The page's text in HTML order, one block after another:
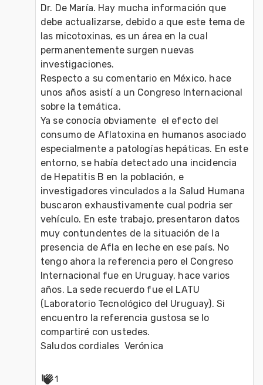
Dr. De María. Hay mucha información que
debe actualizarse, debido a que este tema de
las micotoxinas, es un área en la cual
permanentemente surgen nuevas
investigaciones.
Respecto a su comentario en México, hace
unos años asistí a un Congreso Internacional
sobre la temática.
Ya se conocía obviamente  el efecto del
consumo de Aflatoxina en humanos asociado
especialmente a patologías hepáticas. En este
entorno, se había detectado una incidencia
de Hepatitis B en la población, e
investigadores vinculados a la Salud Humana
buscaron exhaustivamente cual podria ser
vehículo. En este trabajo, presentaron datos
muy contundentes de la situación de la
presencia de Afla en leche en ese país. No
tengo ahora la referencia pero el Congreso
Internacional fue en Uruguay, hace varios
años. La sede recuerdo fue el LATU
(Laboratorio Tecnológico del Uruguay). Si
encuentro la referencia gustosa se lo
compartiré con ustedes.
Saludos cordiales  Verónica
1